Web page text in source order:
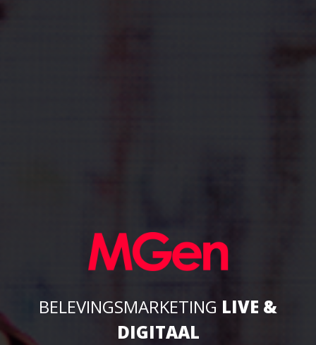
BELEVINGSMARKETING LIVE &
DIGITAAL